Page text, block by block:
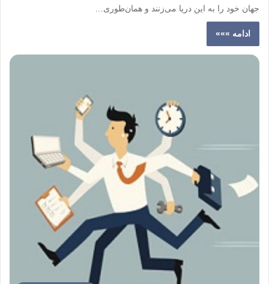
جهان خود را به این دریا می‌زنند و همان‌طوری…
ادامه »»»